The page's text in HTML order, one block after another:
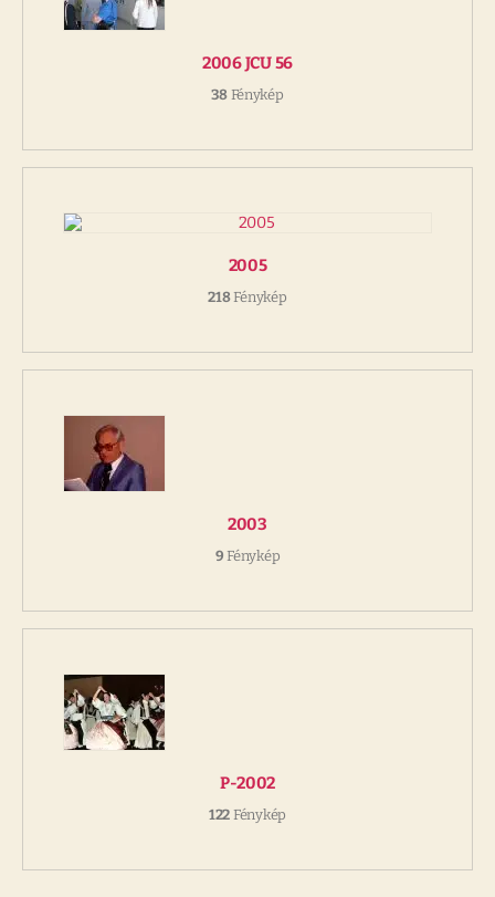
2006 JCU 56
38Fénykép
2005
218Fénykép
2003
9 Fénykép
P-2002
122 Fénykép